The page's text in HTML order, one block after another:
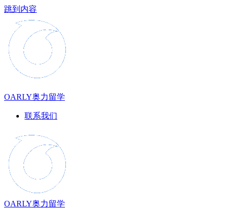
跳到内容
OARLY奥力留学
联系我们
OARLY奥力留学